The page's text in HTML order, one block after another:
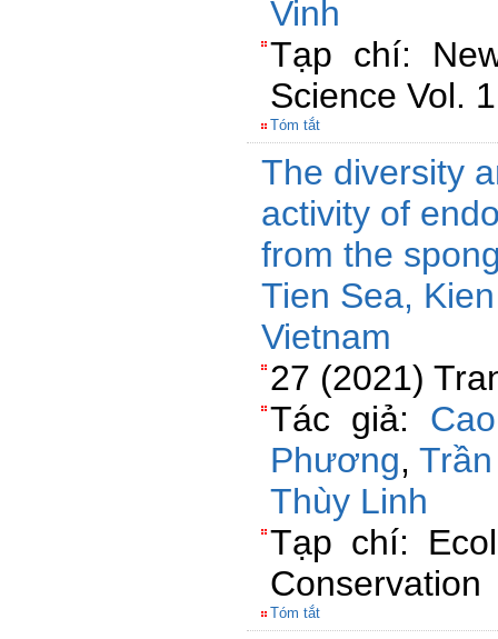
Vinh
Tạp chí:
Science Vol. 1
Tóm tắt
The diversity
activity of
from the
Tien Sea,
Vietnam
27 (2021)
Tác giả:
Phương,
Thùy Linh
Tạp chí:
Conservation
Tóm tắt